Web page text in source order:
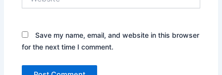
Save my name, email, and website in this browser
for the next time I comment.